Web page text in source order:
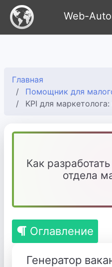
Web-
Главная
Помощник для
KPI для маркетолога:
Как
отдела
Оглавление
Генератор